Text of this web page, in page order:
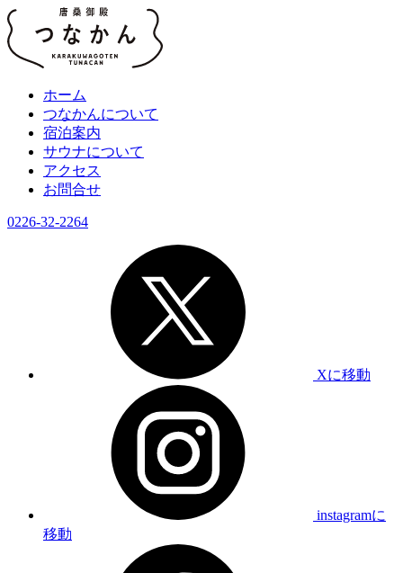
ホーム
つなかんについて
宿泊案内
サウナについて
アクセス
お問合せ
0226-32-2264
Xに移動
instagramに
移動